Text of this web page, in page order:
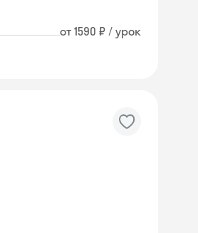
от 1590 ₽ / урок